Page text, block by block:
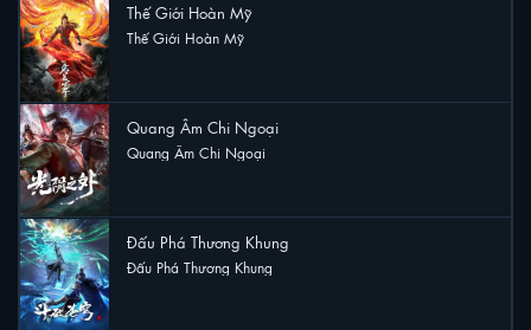
Thế Giới Hoàn Mỹ
Thế Giới Hoàn Mỹ
Quang Âm Chi Ngoại
Quang Âm Chi Ngoại
Đấu Phá Thương Khung
Đấu Phá Thương Khung